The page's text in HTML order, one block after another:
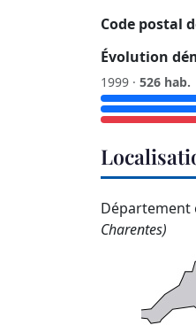
Code postal
Évolution
1999 · 526 hab.
Département
Charentes)